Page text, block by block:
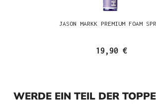
JASON MARKK PREMIUM FOAM
19,90 €
WERDE EIN TEIL DER